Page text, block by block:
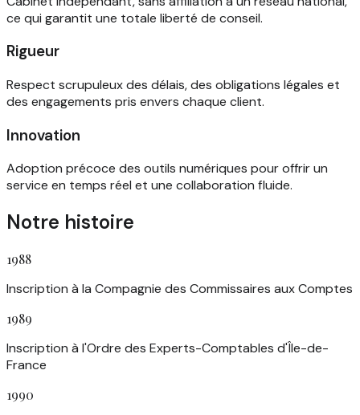
ce qui garantit une totale liberté de conseil.
Rigueur
Respect scrupuleux des délais, des obligations légales et
des engagements pris envers chaque client.
Innovation
Adoption précoce des outils numériques pour offrir un
service en temps réel et une collaboration fluide.
Notre histoire
1988
Inscription à la Compagnie des Commissaires aux Comptes
1989
Inscription à l'Ordre des Experts-Comptables d'Île-de-
France
1990